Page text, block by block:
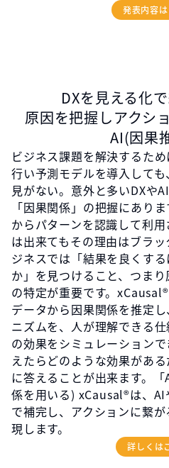
発表内容
DXを見える化
原因を把握しアクシ
AI(因果
ビジネス課題を解決するた
行い予測モデルを導入して
見がない。意外と多いDXや
「因果関係」の把握にあり
からパターンを認識して利
は出来てもその理由はブラ
ジネスでは「結果を良くす
か」を見つけること、つま
の特定が重要です。
データから因果関係を推定
ニズムを、人が理解できる
の効果をシミュレーション
えたらどのような効果があ
に答えることが出来ます。
係を用いる) xCausal®︎は、
で補完し、アクションに繋
現します。
詳しくは